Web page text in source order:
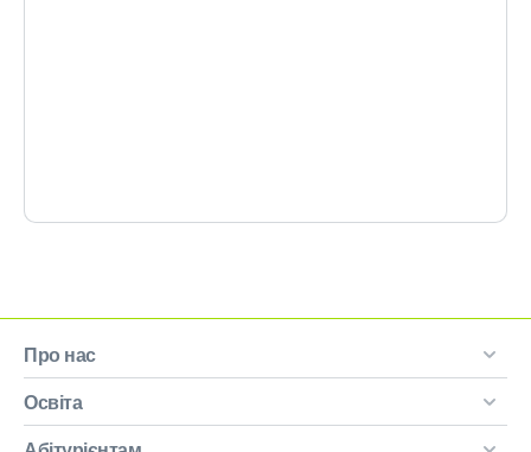
Про нас
Освіта